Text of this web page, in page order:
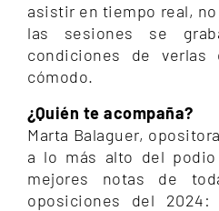
asistir en tiempo real,
las sesiones se
condiciones de
cómodo.
¿Quién te acompaña?
Marta Balaguer,
a lo más alto del
mejores notas de
oposiciones del 2024: